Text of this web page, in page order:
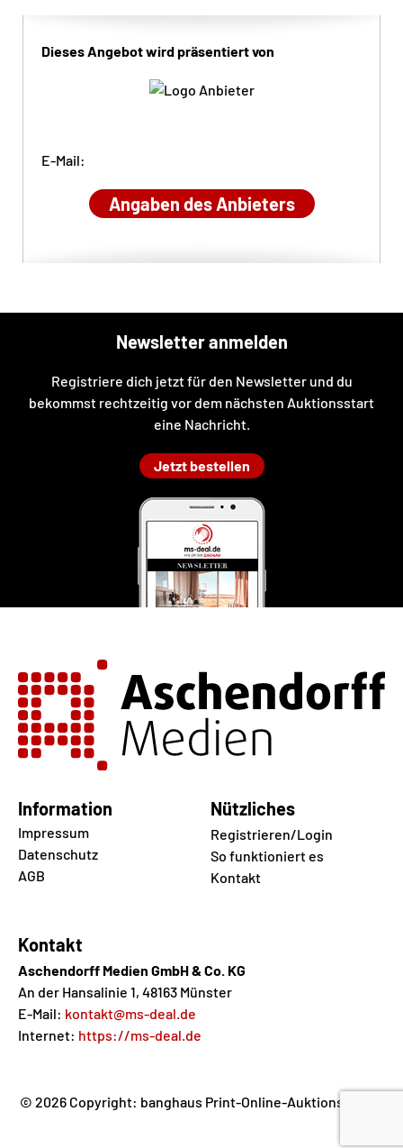
Dieses Angebot wird präsentiert von
E-Mail:
Angaben des Anbieters
Newsletter anmelden
Registriere dich jetzt für den Newsletter und du
bekommst rechtzeitig vor dem nächsten Auktionsstart
eine Nachricht.
Jetzt bestellen
Information
Impressum
Datenschutz
AGB
Nützliches
Registrieren/Login
So funktioniert es
Kontakt
Kontakt
Aschendorff Medien GmbH & Co. KG
An der Hansalinie 1, 48163 Münster
E-Mail: kontakt@ms-deal.de
Internet: https://ms-deal.de
© 2026 Copyright: banghaus Print-Online-Auktions GmbH